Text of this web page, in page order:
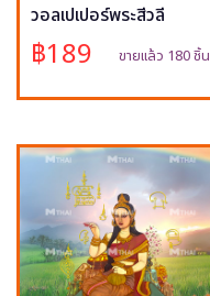
วอลเปเปอร์พระสีวลี
฿189 ขายแล้ว 180 ชิ้น